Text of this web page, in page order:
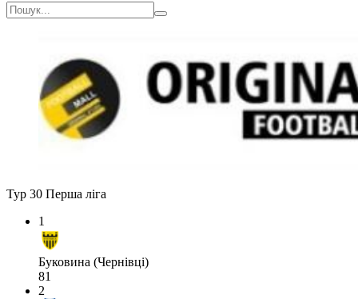
Тур 30 Перша ліга
1
Буковина (Чернівці)
81
2